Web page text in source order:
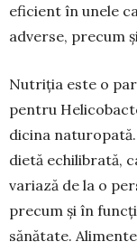
eficient în une­le
adverse, precum
Nutriția este o
pentru
dicina
dietă echilibrată,
variază de la o
precum și în
sănătate.